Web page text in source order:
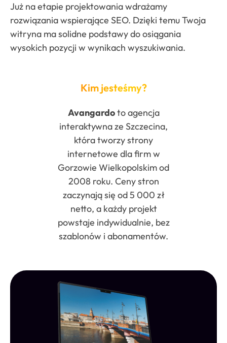
Już na etapie projektowania wdrażamy
rozwiązania wspierające SEO. Dzięki temu Twoja
witryna ma solidne podstawy do osiągania
wysokich pozycji w wynikach wyszukiwania.
Kim jesteśmy?
Avangardoto agencja
interaktywna ze Szczecina,
która tworzy strony
internetowe dla firm w
Gorzowie Wielkopolskim od
2008 roku. Ceny stron
zaczynają się od 5 000 zł
netto, a każdy projekt
powstaje indywidualnie, bez
szablonów i abonamentów.